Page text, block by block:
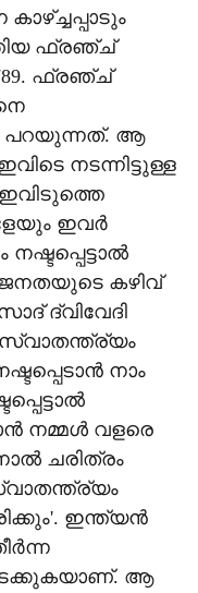
ഫ്രഞ്ച്
ഫ്രഞ്ച്
പറയുന്നത്. ആ
നടന്നിട്ടുള്ള
ഇവര്‍
കഴിവ്
ദ്വിവേദി
നാം
നമ്മള്‍ വളരെ
ചരിത്രം
ഇന്ത്യന്‍
ആ